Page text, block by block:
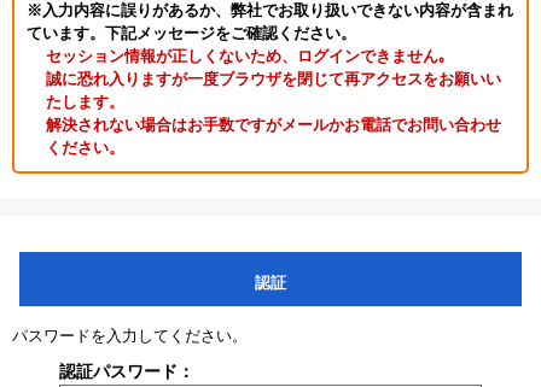
※入力内容に誤りがあるか、弊社でお取り扱いできない内容が含まれ
ています。下記メッセージをご確認ください。
セッション情報が正しくないため、ログインできません｡
誠に恐れ入りますが一度ブラウザを閉じて再アクセスをお願いい
たします。
解決されない場合はお手数ですがメールかお電話でお問い合わせ
ください。
認証
パスワードを入力してください。
認証パスワード：